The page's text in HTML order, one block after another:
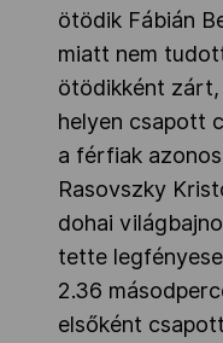
ötödik Fábián
miatt nem
ötödikként zárt,
helyen csapott
a férfiak
Rasovszky
dohai
tette
2.36
elsőként